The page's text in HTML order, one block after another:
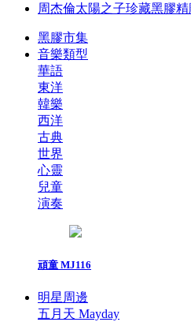
周杰倫太陽之子珍藏黑膠精
黑膠市集
音樂類型
華語
東洋
韓樂
西洋
古典
世界
心靈
兒童
演奏
頑童 MJ116
明星周邊
五月天 Mayday